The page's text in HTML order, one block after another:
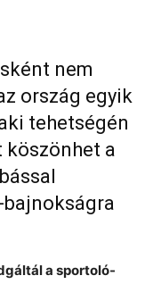
nem
ország egyik
tehetségén
köszönhet a
a sportoló-